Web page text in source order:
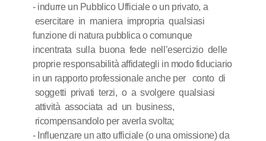
- indurre un Pubblico Ufficiale o un privato, a
esercitare in maniera impropria qualsiasi
funzione di natura pubblica o comunque
incentrata sulla buona fede nell’esercizio delle
proprie responsabilità affidategli in modo fiduciario
in un rapporto professionale anche per conto di
soggetti privati terzi, o a svolgere qualsiasi
attività associata ad un business,
ricompensandolo per averla svolta;
- Influenzare un atto ufficiale (o una omissione) da